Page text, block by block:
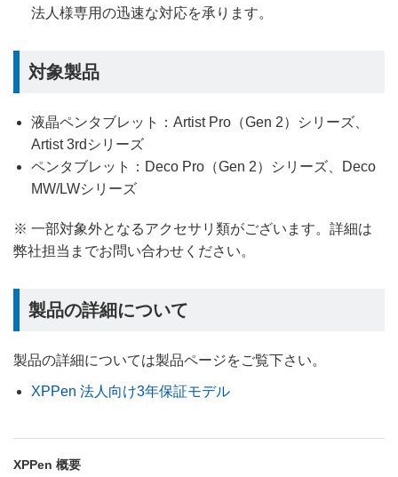
法人様専用の迅速な対応を承ります。
対象製品
液晶ペンタブレット：Artist Pro（Gen 2）シリーズ、
Artist 3rdシリーズ
ペンタブレット：Deco Pro（Gen 2）シリーズ、Deco
MW/LWシリーズ
※ 一部対象外となるアクセサリ類がございます。詳細は
弊社担当までお問い合わせください。
製品の詳細について
製品の詳細については製品ページをご覧下さい。
XPPen 法人向け3年保証モデル
XPPen 概要